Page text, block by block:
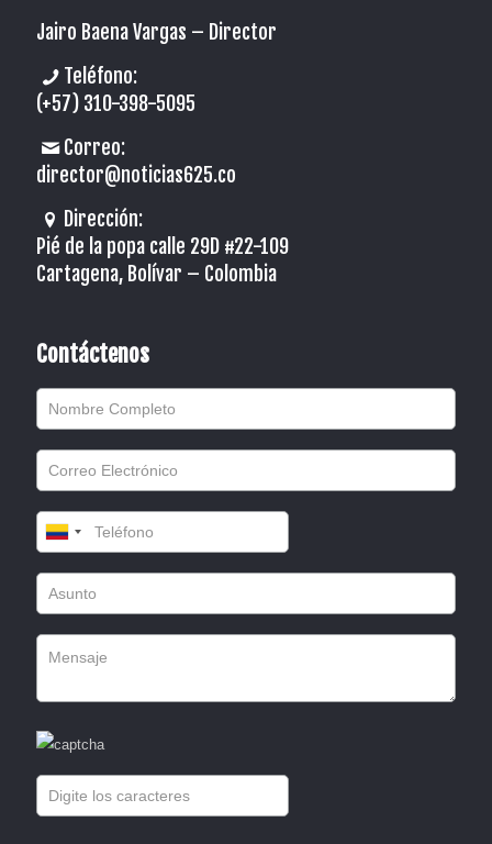
Jairo Baena Vargas – Director
Teléfono:
(+57) 310-398-5095
Correo:
director@noticias625.co
Dirección:
Pié de la popa calle 29D #22-109
Cartagena, Bolívar – Colombia
Contáctenos